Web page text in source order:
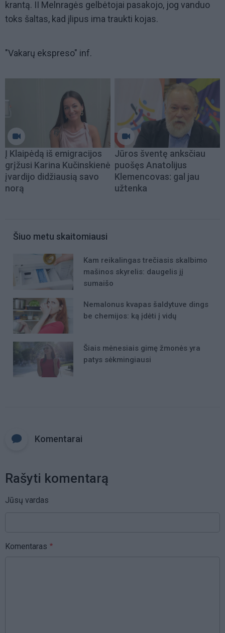
krantą. II Melnragės gelbėtojai pasakojo, jog vanduo
toks šaltas, kad įlipus ima traukti kojas.
"Vakarų ekspreso" inf.
Į Klaipėdą iš emigracijos
grįžusi Karina Kučinskienė
įvardijo didžiausią savo
norą
Jūros šventę anksčiau
puošęs Anatolijus
Klemencovas: gal jau
užtenka
Šiuo metu skaitomiausi
Kam reikalingas trečiasis skalbimo
mašinos skyrelis: daugelis jį
sumaišo
Nemalonus kvapas šaldytuve dings
be chemijos: ką įdėti į vidų
Šiais mėnesiais gimę žmonės yra
patys sėkmingiausi
Komentarai
Rašyti komentarą
Jūsų vardas
Komentaras